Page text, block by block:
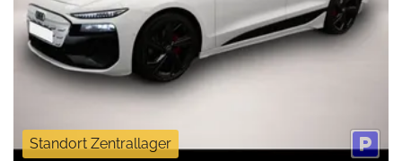
Standort Zentrallager